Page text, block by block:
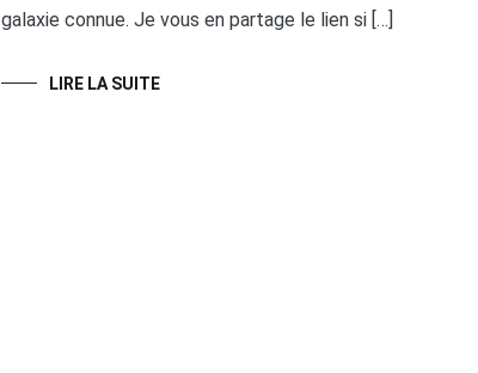
galaxie connue. Je vous en partage le lien si […]
LIRE LA SUITE